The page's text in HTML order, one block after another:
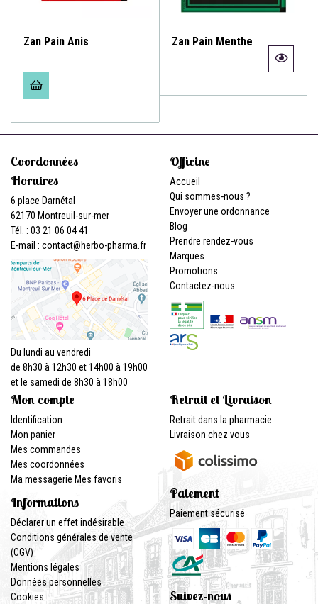
Zan Pain Anis Zan Pain Menthe
Coordonnées
Horaires
6 place Darnétal
62170 Montreuil-sur-mer
Tél. : 03 21 06 04 41
E-mail : contact@herbo-pharma.fr
Du lundi au vendredi
de 8h30 à 12h30 et 14h00 à 19h00
et le samedi de 8h30 à 18h00
Officine
Accueil
Qui sommes-nous ?
Envoyer une ordonnance
Blog
Prendre rendez-vous
Marques
Promotions
Contactez-nous
Mon compte
Identification
Mon panier
Mes commandes
Mes coordonnées
Ma messagerie Mes favoris
Informations
Déclarer un effet indésirable
Conditions générales de vente
(CGV)
Mentions légales
Données personnelles
Cookies
Retrait et Livraison
Retrait dans la pharmacie
Livraison chez vous
Paiement
Paiement sécurisé
Suivez-nous